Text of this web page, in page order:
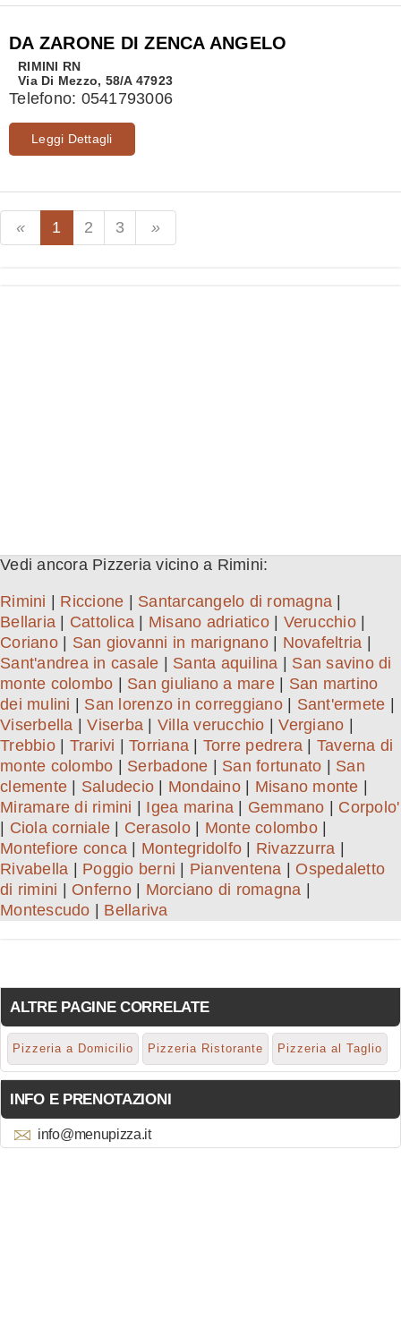
DA ZARONE DI ZENCA ANGELO
RIMINI
RN
Via Di Mezzo, 58/A 47923
Telefono: 0541793006
Leggi Dettagli
1 2 3
Vedi ancora Pizzeria vicino a Rimini:
Rimini Riccione Santarcangelo di romagna
Bellaria
Cattolica Misano adriatico| Verucchio|
Coriano| San giovanni in marignano| Novafeltria
Sant'andrea in casale
Santa aquilina
San savino di
monte colombo
San giuliano a mare| San martino
dei mulini
San lorenzo in correggiano| Sant'ermete
Viserbella |Viserba Villa verucchio |Vergiano
Trebbio| Trarivi Torriana Torre pedrera
Taverna di
monte colombo
Serbadone San fortunato
San
clemente
Saludecio Mondaino| Misano monte
Miramare di rimini
Igea marina Gemmano
Corpolo'
Ciola corniale Cerasolo| Monte colombo|
Montefiore conca
Montegridolfo Rivazzurra
Rivabella
Poggio berni Pianventena
Ospedaletto
di rimini
Onferno| Morciano di romagna
Montescudo
Bellariva
ALTRE PAGINE CORRELATE
Pizzeria a Domicilio Pizzeria Ristorante Pizzeria al Taglio
INFO E PRENOTAZIONI
info@menupizza.it